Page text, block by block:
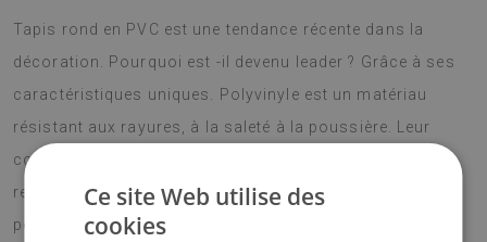
Tapis rond en PVC est une tendance récente dans la
décoration. Pourquoi est -il devenu leader ? Grâce à ses
caractéristiques uniques. Polyvinyle est un matériau
résistant aux rayures, à la saleté à la poussière. Leur
construction est radicalement diffèrente des classiques
revêtements de sol, et est en même temps, sûre pour les
personnes allergiques. Tapis vinyle rond feuille rond est
Ce site Web utilise des
cookies